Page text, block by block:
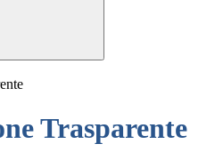
Trasparente